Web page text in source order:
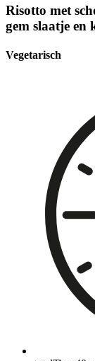
Risotto met
gem slaatje en
Vegetarisch